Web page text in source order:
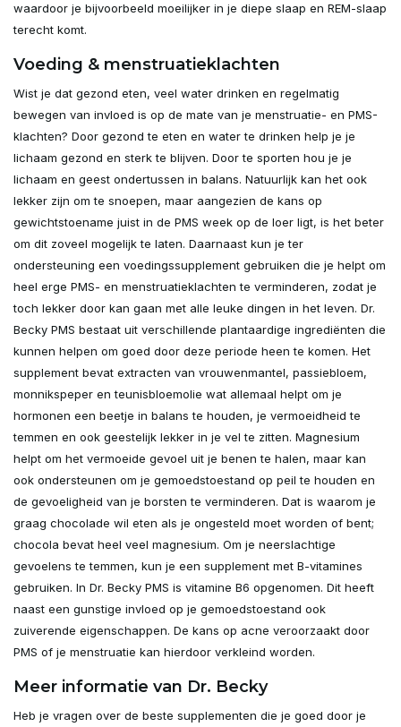
waardoor je bijvoorbeeld moeilijker in je diepe slaap en REM-slaap
terecht komt.
Voeding & menstruatieklachten
Wist je dat gezond eten, veel water drinken en regelmatig
bewegen van invloed is op de mate van je menstruatie- en PMS-
klachten? Door gezond te eten en water te drinken help je je
lichaam gezond en sterk te blijven. Door te sporten hou je je
lichaam en geest ondertussen in balans. Natuurlijk kan het ook
lekker zijn om te snoepen, maar aangezien de kans op
gewichtstoename juist in de PMS week op de loer ligt, is het beter
om dit zoveel mogelijk te laten. Daarnaast kun je ter
ondersteuning een voedingssupplement gebruiken die je helpt om
heel erge PMS- en menstruatieklachten te verminderen, zodat je
toch lekker door kan gaan met alle leuke dingen in het leven. Dr.
Becky PMS bestaat uit verschillende plantaardige ingrediënten die
kunnen helpen om goed door deze periode heen te komen. Het
supplement bevat extracten van vrouwenmantel, passiebloem,
monnikspeper en teunisbloemolie wat allemaal helpt om je
hormonen een beetje in balans te houden, je vermoeidheid te
temmen en ook geestelijk lekker in je vel te zitten. Magnesium
helpt om het vermoeide gevoel uit je benen te halen, maar kan
ook ondersteunen om je gemoedstoestand op peil te houden en
de gevoeligheid van je borsten te verminderen. Dat is waarom je
graag chocolade wil eten als je ongesteld moet worden of bent;
chocola bevat heel veel magnesium. Om je neerslachtige
gevoelens te temmen, kun je een supplement met B-vitamines
gebruiken. In Dr. Becky PMS is vitamine B6 opgenomen. Dit heeft
naast een gunstige invloed op je gemoedstoestand ook
zuiverende eigenschappen. De kans op acne veroorzaakt door
PMS of je menstruatie kan hierdoor verkleind worden.
Meer informatie van Dr. Becky
Heb je vragen over de beste supplementen die je goed door je